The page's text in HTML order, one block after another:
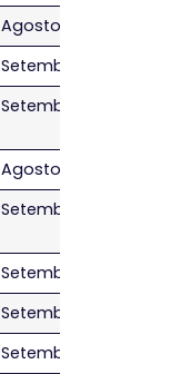
Agosto/2023
Setembro/2023
Setembro/2023
Agosto/2023
Setembro/2023
Setembro/2023
Setembro/2023
Setembro/2023